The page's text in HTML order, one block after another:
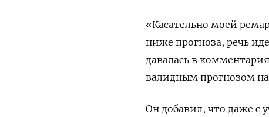
«Касательно моей
ниже прогноза, речь
давалась в
валидным прогнозом
Он добавил, что даже с